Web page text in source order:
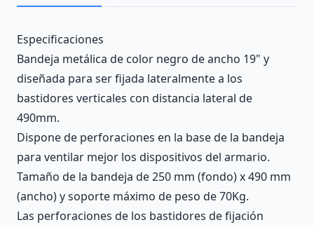
Description
Especificaciones
Bandeja metálica de color negro de ancho 19" y
diseñada para ser fijada lateralmente a los
bastidores verticales con distancia lateral de
490mm.
Dispone de perforaciones en la base de la bandeja
para ventilar mejor los dispositivos del armario.
Tamaño de la bandeja de 250 mm (fondo) x 490 mm
(ancho) y soporte máximo de peso de 70Kg.
Las perforaciones de los bastidores de fijación